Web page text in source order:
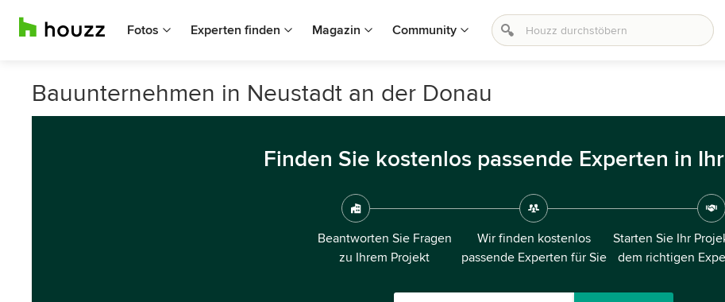
Fotos Experten finden Magazin Community
Bauunternehmen in Neustadt an der Donau
Finden Sie kostenlos passende Experten in
Beantworten Sie Fragen
zu Ihrem Projekt
Wir finden kostenlos
passende Experten für Sie
Starten Sie Ihr
dem richtigen